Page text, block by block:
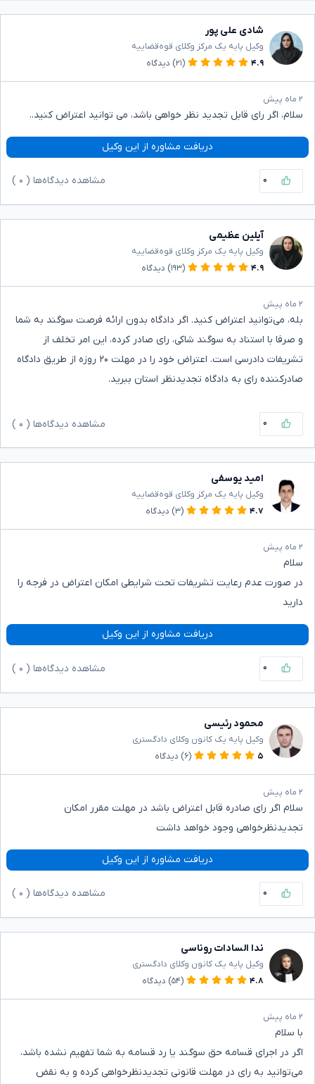
شادی علی پور
وکیل پایه یک مرکز وکلای قوه‌قضاییه
۴.۹
(۲۱) دیدگاه
۲ ماه پیش
سلام، اگر رای قابل تجدید نظر خواهی باشد، می توانید اعتراض کنید..
دریافت مشاوره از این وکیل
۰ مشاهده دیدگاه‌ها ( ۰
آیلین عظیمی
وکیل پایه یک مرکز وکلای قوه‌قضاییه
۴.۹
(۱۹۳) دیدگاه
۲ ماه پیش
بله، می‌توانید اعتراض کنید. اگر دادگاه بدون ارائه فرصت سوگند به شما
و صرفا با استناد به سوگند شاکی، رای صادر کرده، این امر تخلف از
تشریفات دادرسی است. اعتراض خود را در مهلت ۲۰ روزه از طریق دادگاه
صادرکننده رای به دادگاه تجدیدنظر استان ببرید.
۰ مشاهده دیدگاه‌ها ( ۰
امید یوسفی
وکیل پایه یک مرکز وکلای قوه‌قضاییه
۴.۷
(۳) دیدگاه
۲ ماه پیش
سلام
در صورت عدم رعایت تشریفات تحت شرایطی امکان اعتراض در فرجه را
دارید
دریافت مشاوره از این وکیل
۰ مشاهده دیدگاه‌ها ( ۰
محمود رئیسی
وکیل پایه یک کانون وکلای دادگستری
۵
(۶) دیدگاه
۲ ماه پیش
سلام اگر رای صادره قابل اعتراض باشد در مهلت مقرر امکان
تجدیدنظرخواهی وجود خواهد داشت
دریافت مشاوره از این وکیل
۰ مشاهده دیدگاه‌ها ( ۰
ندا السادات روناسی
وکیل پایه یک کانون وکلای دادگستری
۴.۸
(۵۴) دیدگاه
۲ ماه پیش
با سلام
اگر در اجرای قسامه حق سوگند یا رد قسامه به شما تفهیم نشده باشد،
می‌توانید به رای در مهلت قانونی تجدیدنظرخواهی کرده و به نقض